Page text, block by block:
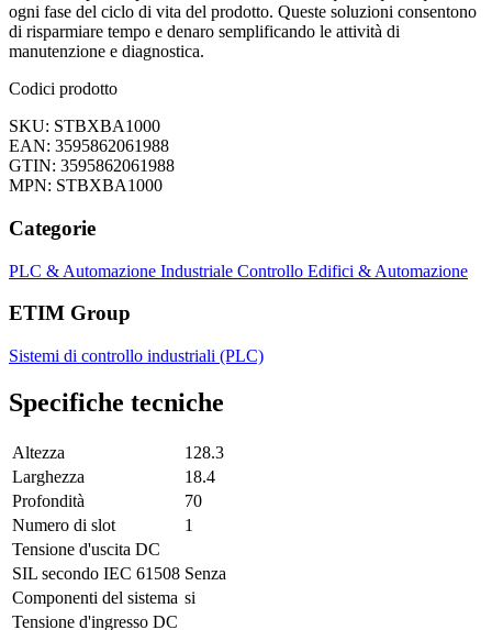
ogni fase del ciclo di vita del prodotto. Queste soluzioni consentono
di risparmiare tempo e denaro semplificando le attività di
manutenzione e diagnostica.
Codici prodotto
SKU: STBXBA1000
EAN: 3595862061988
GTIN: 3595862061988
MPN: STBXBA1000
Categorie
PLC & Automazione Industriale Controllo Edifici & Automazione
ETIM Group
Sistemi di controllo industriali (PLC)
Specifiche tecniche
Altezza
128.3
Larghezza
18.4
Profondità
70
Numero di slot
1
Tensione d'uscita DC
SIL secondo IEC 61508 Senza
Componenti del sistema si
Tensione d'ingresso DC